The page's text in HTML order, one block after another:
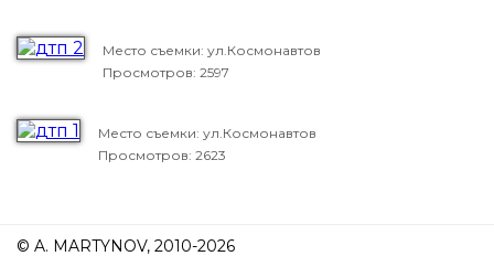
Место съемки: ул.Космонавтов
Просмотров: 2597
Место съемки: ул.Космонавтов
Просмотров: 2623
© A. MARTYNOV, 2010-2026